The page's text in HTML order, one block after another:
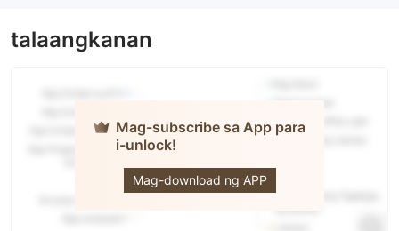
talaangkanan
Mag-subscribe sa App para
i-unlock!
Mag-download ng APP